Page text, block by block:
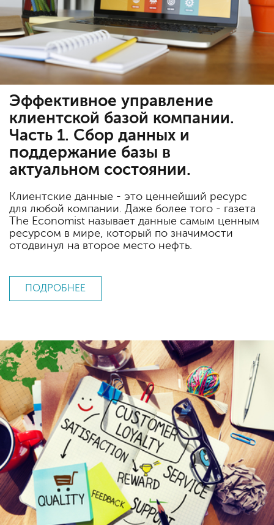
Эффективное управление
клиентской базой компании.
Часть 1. Cбор данных и
поддержание базы в
актуальном состоянии.
Клиентские данные - это ценнейший ресурс
для любой компании. Даже более того - газета
The Economist называет данные самым ценным
ресурсом в мире, который по значимости
отодвинул на второе место нефть.
ПОДРОБНЕЕ